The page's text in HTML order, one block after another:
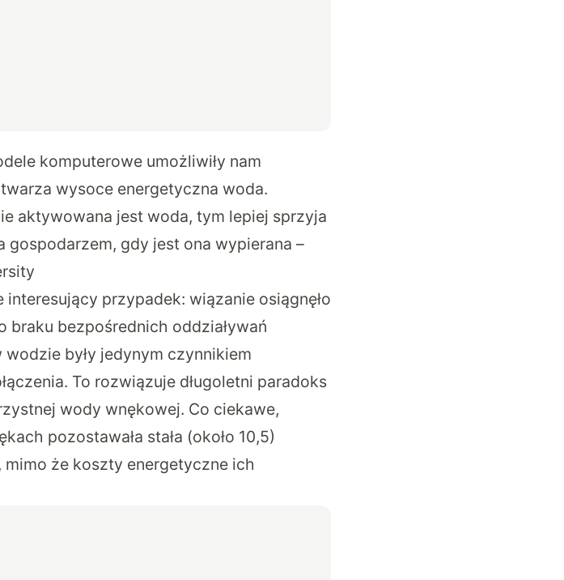
komputerowe umożliwiły nam
wysoce energetyczna woda.
aktywowana jest woda, tym lepiej sprzyja
gdy jest ona wypierana –
przypadek: wiązanie osiągnęło
braku bezpośrednich oddziaływań
były jedynym czynnikiem
To rozwiązuje długoletni paradoks
wody wnękowej. Co ciekawe,
pozostawała stała (około 10,5)
że koszty energetyczne ich